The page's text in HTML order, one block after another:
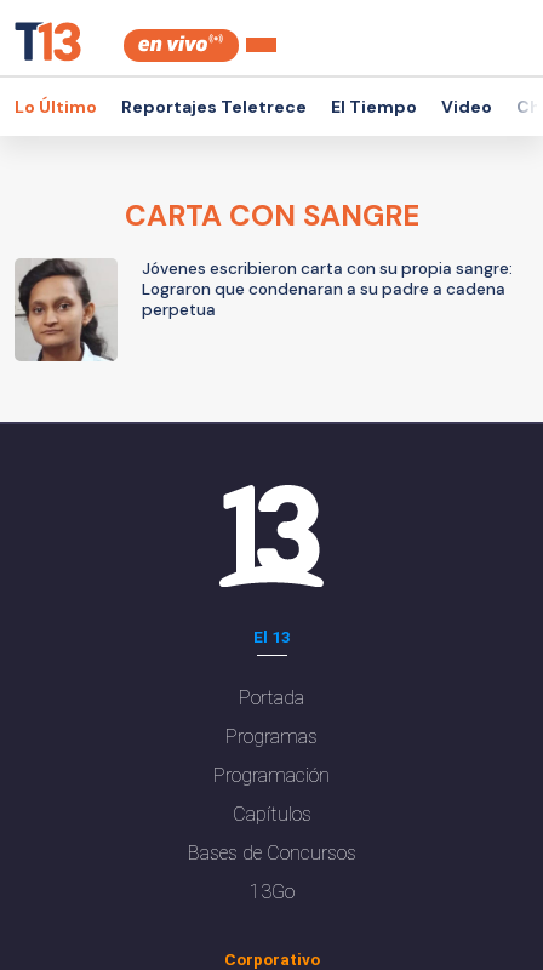
Lo Último Reportajes Teletrece El Tiempo Video
CARTA CON SANGRE
Jóvenes escribieron carta con su propia sangre:
Lograron que condenaran a su padre a cadena
perpetua
El 13
Portada
Programas
Programación
Capítulos
Bases de Concursos
13Go
Corporativo